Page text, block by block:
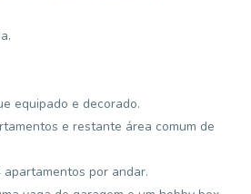
equipado e decorado.
e restante área comum de
por andar.